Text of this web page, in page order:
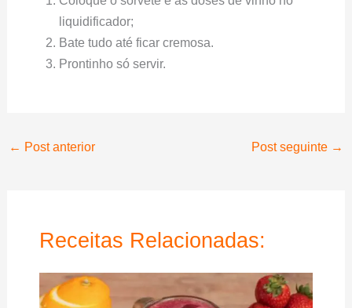
liquidificador;
Bate tudo até ficar cremosa.
Prontinho só servir.
← Post anterior Post seguinte →
Receitas Relacionadas: